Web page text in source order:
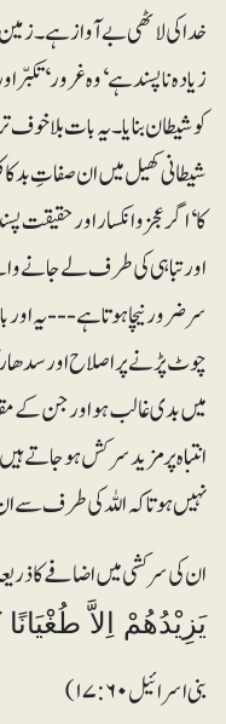
خدا کی لاٹھی بے آواز
زیادہ ناپسند ہے‘ وہ غرور‘
کو شیطان بنایا۔ یہ بات بلاخوف
شیطانی کھیل میں ان صفاتِ بد کا
کا‘ اگر عجز و انکسار اور حقیقت
اور تباہی کی طرف لے جانے
سر ضرور نیچا ہوتا ہے--- یہ
چوٹ پڑنے پر اصلاح اور سدھار
میں بدی غالب ہو اور جن کے
انتباہ پرمزیدسرکش ہو جاتے
نہیں ہوتا کہ اللہ کی طرف سے ان
ان کی سرکشی میں اضافے کا
یَزِیْدُھُمْ اِلاَّ طُغْیَانًا
بنی اسرائیل ۱۷:۶۰)